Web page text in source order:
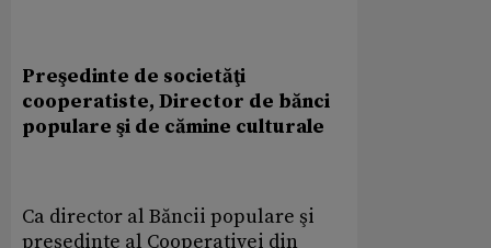
Preşedinte de societăţi
cooperatiste, Director de bănci
populare şi de cămine culturale
Ca director al Băncii populare şi
preşedinte al Cooperativei din